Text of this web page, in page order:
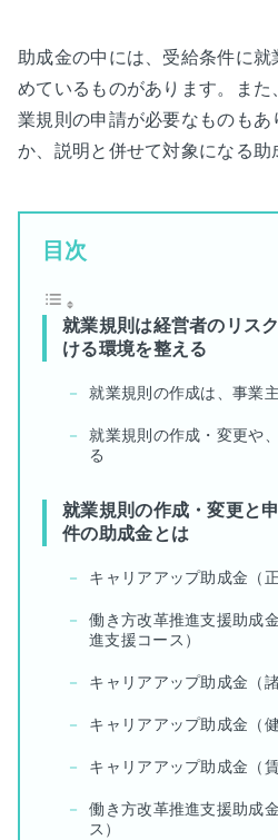
助成金の中には、受給条件に
めているものがあります。ま
業規則の申請が必要なものも
か、説明と併せて対象になる助
目次
就業規則は経営者のリス
ける環境を整える
就業規則の作成は、事業
就業規則の作成・変更や
る
就業規則の作成・変更と
件の助成金とは
キャリアアップ助成金（
働き方改革推進支援助成
進支援コース）
キャリアアップ助成金（
キャリアアップ助成金（
キャリアアップ助成金（
働き方改革推進支援助成
ス）